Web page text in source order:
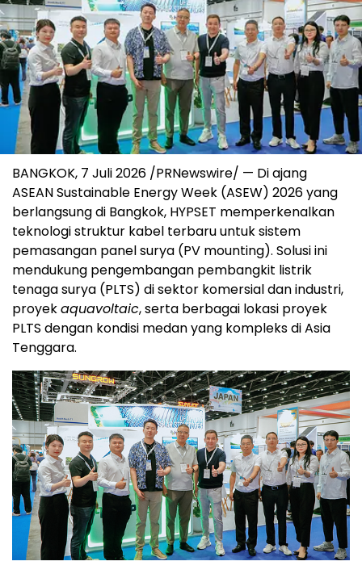
BANGKOK, 7 Juli 2026 /PRNewswire/ — Di ajang
ASEAN Sustainable Energy Week (ASEW) 2026 yang
berlangsung di Bangkok, HYPSET memperkenalkan
teknologi struktur kabel terbaru untuk sistem
pemasangan panel surya (PV mounting). Solusi ini
mendukung pengembangan pembangkit listrik
tenaga surya (PLTS) di sektor komersial dan industri,
proyekaquavoltaic, serta berbagai lokasi proyek
PLTS dengan kondisi medan yang kompleks di Asia
Tenggara.